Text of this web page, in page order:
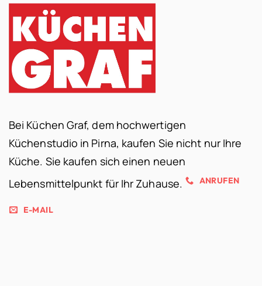
Bei Küchen Graf, dem hochwertigen
Küchenstudio in Pirna, kaufen Sie nicht nur Ihre
Küche. Sie kaufen sich einen neuen
Lebensmittelpunkt für Ihr Zuhause.
ANRUFEN
E-MAIL